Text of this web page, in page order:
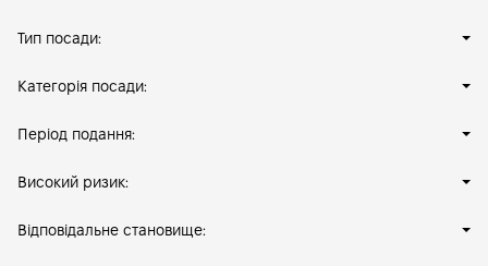
Тип посади:
Категорія посади:
Період подання:
Високий ризик:
Відповідальне становище: